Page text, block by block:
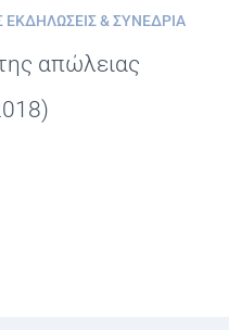
ΕΚΔΗΛΏΣΕΙΣ & ΣΥΝΈΔΡΙΑ
απώλειας